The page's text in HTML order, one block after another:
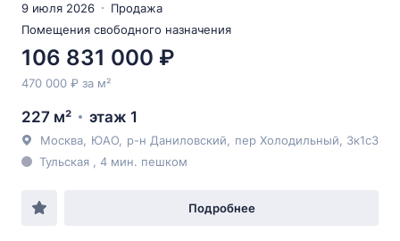
9 июля 2026
Продажа
Помещения свободного назначения
106 831 000 ₽
470 000 ₽ за м²
227 м² этаж 1
Москва ЮАО р-н Даниловский пер Холодильный , 3к1с3
Тульская , 4 мин. пешком
Подробнее